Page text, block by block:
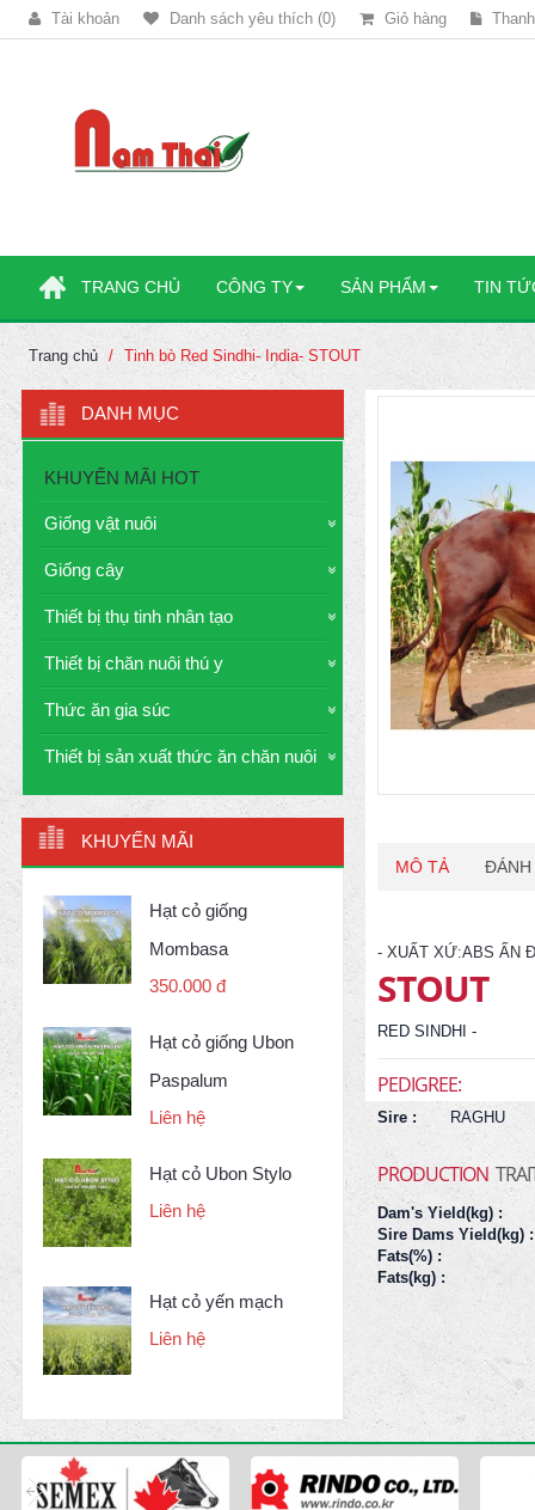
Tài khoản Danh sách yêu thích (0) Giỏ hàng
TRANG CHỦ CÔNG TY SẢN PHẨM TIN
Trang chủ Tinh bò Red Sindhi- India- STOUT
DANH MỤC
KHUYẾN MÃI HOT
Giống vật nuôi
Giống cây
Thiết bị thụ tinh nhân tạo
Thiết bị chăn nuôi thú y
Thức ăn gia súc
Thiết bị sản xuất thức ăn chăn nuôi
KHUYẾN MÃI
Hạt cỏ giống
Mombasa
350.000 đ
Hạt cỏ giống Ubon
Paspalum
Liên hệ
Hạt cỏ Ubon Stylo
Liên hệ
Hạt cỏ yến mạch
Liên hệ
MÔ TẢ ĐÁNH
- XUẤT XỨ:ABS ẤN
STOUT
RED SINDHI -
PEDIGREE:
Sire : RAGHU
PRODUCTION
Dam's Yield(kg) :
Sire Dams Yield(kg) :
Fats(%) :
Fats(kg) :